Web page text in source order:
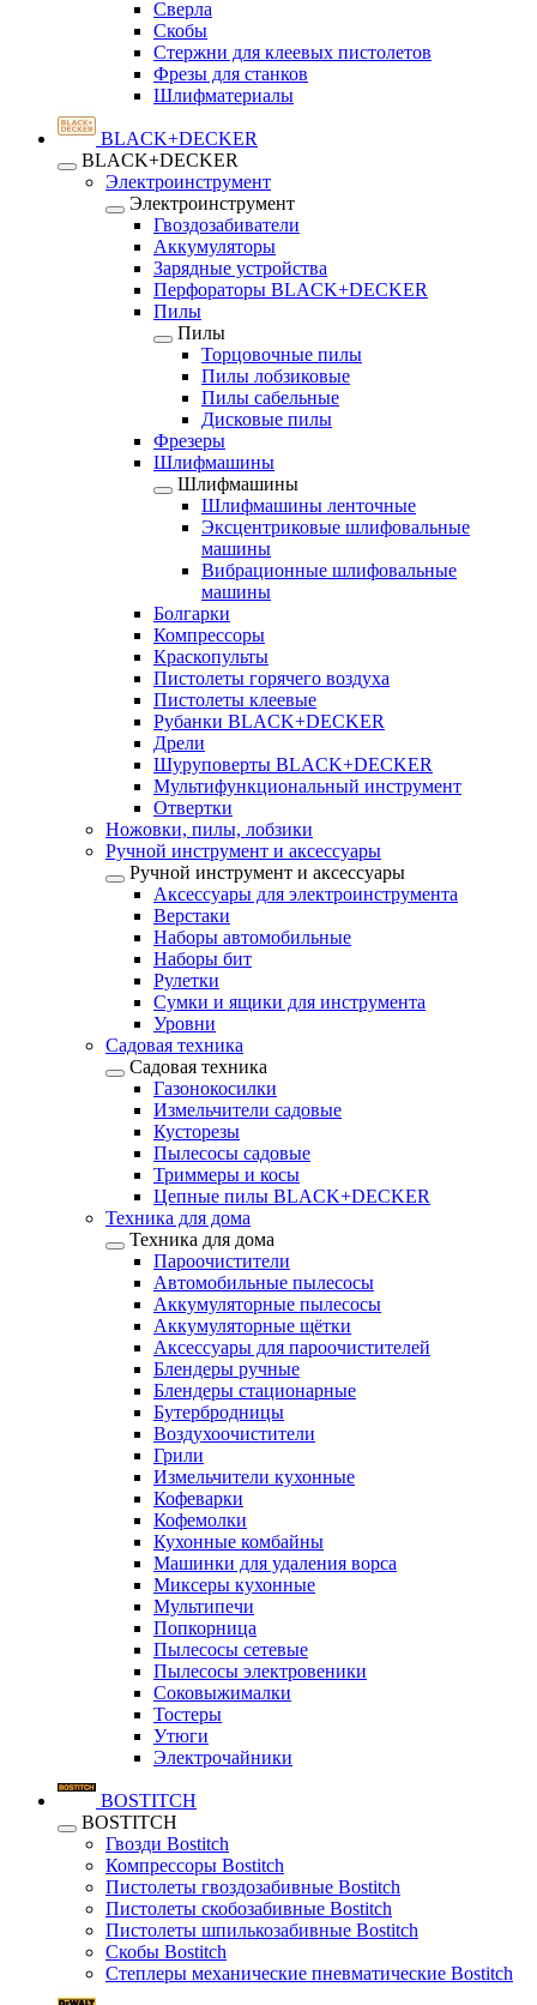
Сверла
Скобы
Стержни для клеевых пистолетов
Фрезы для станков
Шлифматериалы
BLACK+DECKER
BLACK+DECKER
Электроинструмент
Электроинструмент
Гвоздозабиватели
Аккумуляторы
Зарядные устройства
Перфораторы BLACK+DECKER
Пилы
Пилы
Торцовочные пилы
Пилы лобзиковые
Пилы сабельные
Дисковые пилы
Фрезеры
Шлифмашины
Шлифмашины
Шлифмашины ленточные
Эксцентриковые шлифовальные
машины
Вибрационные шлифовальные
машины
Болгарки
Компрессоры
Краскопульты
Пистолеты горячего воздуха
Пистолеты клеевые
Рубанки BLACK+DECKER
Дрели
Шуруповерты BLACK+DECKER
Мультифункциональный инструмент
Отвертки
Ножовки, пилы, лобзики
Ручной инструмент и аксессуары
Ручной инструмент и аксессуары
Аксессуары для электроинструмента
Верстаки
Наборы автомобильные
Наборы бит
Рулетки
Сумки и ящики для инструмента
Уровни
Садовая техника
Садовая техника
Газонокосилки
Измельчители садовые
Кусторезы
Пылесосы садовые
Триммеры и косы
Цепные пилы BLACK+DECKER
Техника для дома
Техника для дома
Пароочистители
Автомобильные пылесосы
Аккумуляторные пылесосы
Аккумуляторные щётки
Аксессуары для пароочистителей
Блендеры ручные
Блендеры стационарные
Бутербродницы
Воздухоочистители
Грили
Измельчители кухонные
Кофеварки
Кофемолки
Кухонные комбайны
Машинки для удаления ворса
Миксеры кухонные
Мультипечи
Попкорница
Пылесосы сетевые
Пылесосы электровеники
Соковыжималки
Тостеры
Утюги
Электрочайники
BOSTITCH
BOSTITCH
Гвозди Bostitch
Компрессоры Bostitch
Пистолеты гвоздозабивные Bostitch
Пистолеты скобозабивные Bostitch
Пистолеты шпилькозабивные Bostitch
Скобы Bostitch
Степлеры механические пневматические Bostitch